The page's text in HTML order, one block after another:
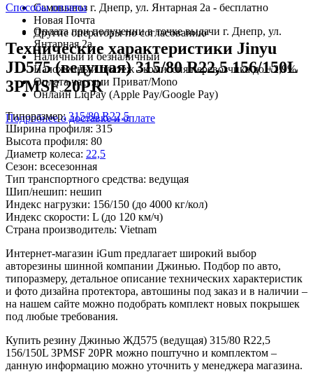
Самовывоз г. Днепр, ул. Янтарная 2а - бесплатно
Новая Почта
Другие операторы по согласованию
Способы оплаты
Оплата при получении в точке выдачи г. Днепр, ул.
Янтарная 2а
Наличный и безналичный
Наложенный платеж - комиссия перевозчика до +2,9%
Оплата частями Приват/Mono
Онлайн LiqPay (Apple Pay/Google Pay)
Подробнее о доставке и оплате
Технические характеристики Jinyu
JD575 (ведущая) 315/80 R22,5 156/150L
3PMSF 20PR
Типоразмер:315/80 R22,5
Ширина профиля: 315
Высота профиля: 80
Диаметр колеса: 22,5
Сезон: всесезонная
Тип транспортного средства: ведущая
Шип/нешип: нешип
Индекс нагрузки: 156/150 (до 4000 кг/кол)
Индекс скорости: L (до 120 км/ч)
Страна производитель: Vietnam
Интернет-магазин iGum предлагает широкий выбор
авторезины шинной компании Джинью. Подбор по авто,
типоразмеру, детальное описание технических характеристик
и фото дизайна протектора, автошины под заказ и в наличии –
на нашем сайте можно подобрать комплект новых покрышек
под любые требования.
Купить резину Джинью ЖД575 (ведущая) 315/80 R22,5
156/150L 3PMSF 20PR можно поштучно и комплектом –
данную информацию можно уточнить у менеджера магазина.